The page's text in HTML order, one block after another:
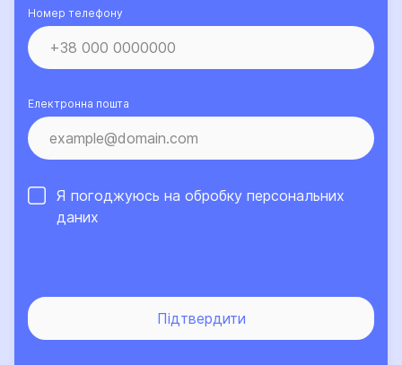
розрахунку та умови здійснення страхових виплат.
Така інформація викладена у даному
Інформаційному документі.
Номер телефону
Електронна пошта
Я погоджуюсь на обробку персональних
даних
Підтвердити